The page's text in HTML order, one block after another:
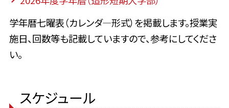
学年暦七曜表（カレンダ―形式）を掲載します。授業実
施日、回数等も記載していますので、参考にしてくださ
い。
スケジュール